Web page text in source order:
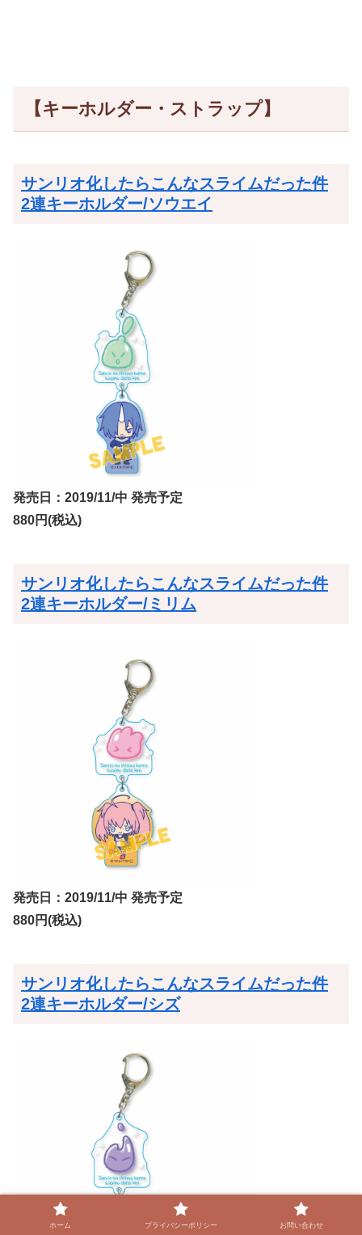
【キーホルダー・ストラップ】
サンリオ化したらこんなスライムだった件
2連キーホルダー/ソウエイ
発売日：2019/11/中 発売予定
880円(税込)
サンリオ化したらこんなスライムだった件
2連キーホルダー/ミリム
発売日：2019/11/中 発売予定
880円(税込)
サンリオ化したらこんなスライムだった件
2連キーホルダー/シズ
ホーム プライバシーポリシー お問い合わせ